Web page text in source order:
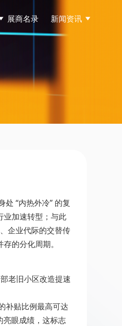
展商名录 新闻资讯
“内热外冷” 的复
加速转型；与此
企业代际的交替传
的分化周期。
老旧小区改造提速
补贴比例最高可达
亮眼成绩，这标志